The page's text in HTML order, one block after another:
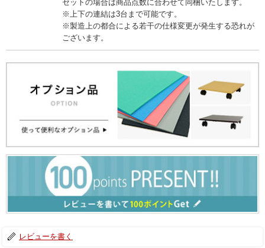
セットの場合は商品点数に合わせて同梱いたします。
※上下の連結は3台まで可能です。
※製造上の都合による若干の仕様変更が発生する恐れが
ございます。
レビューを書く